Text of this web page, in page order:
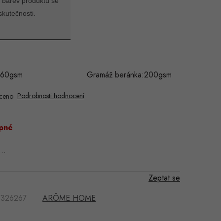
Gramáž beránka:200gsm
Podrobnosti hodnocení
ARÔME HOME
Zeptat se